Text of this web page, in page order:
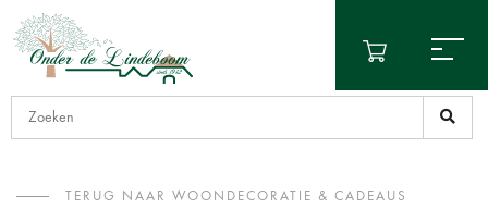
TERUG NAAR WOONDECORATIE & CADEAUS